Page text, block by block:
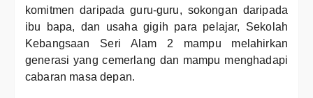
komitmen daripada guru-guru, sokongan daripada
ibu bapa, dan usaha gigih para pelajar, Sekolah
Kebangsaan Seri Alam 2 mampu melahirkan
generasi yang cemerlang dan mampu menghadapi
cabaran masa depan.